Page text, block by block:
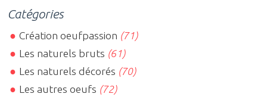
Catégories
Création oeufpassion (71)
Les naturels bruts (61)
Les naturels décorés (70)
Les autres oeufs (72)